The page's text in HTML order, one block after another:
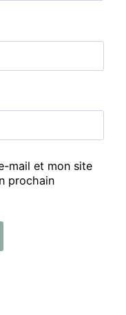
mail et mon site
prochain